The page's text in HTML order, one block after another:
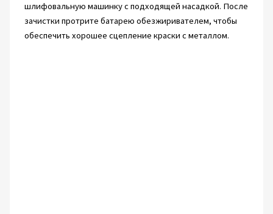
шлифовальную машинку с подходящей насадкой. После
зачистки протрите батарею обезжиривателем, чтобы
обеспечить хорошее сцепление краски с металлом.